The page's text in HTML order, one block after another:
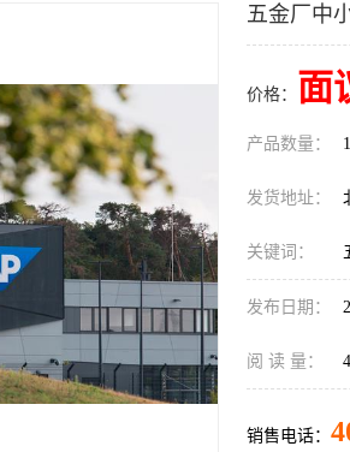
五金厂中
价格： 面
产品数量：
发货地址：
关键词：
发布日期：
阅 读 量：
销售电话：